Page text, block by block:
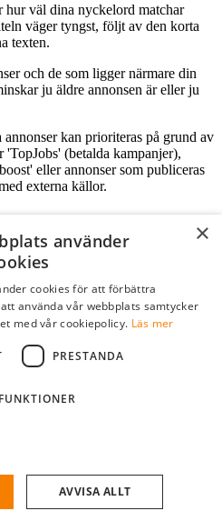
hur väl dina nyckelord matchar
väger tyngst, följt av den korta
texten.
och de som ligger närmare din
ju äldre annonsen är eller ju
kan prioriteras på grund av
(betalda kampanjer),
eller annonser som publiceras
externa källor.
till ditt företag.
×
använder
cookies för att förbättra
använda vår webbplats samtycker
med vår cookiepolicy. Läs mer
PRESTANDA
FUNKTIONER
AVVISA ALLT